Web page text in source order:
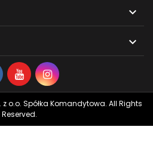


z o.o. Spółka Komandytowa. All Rights
Reserved.